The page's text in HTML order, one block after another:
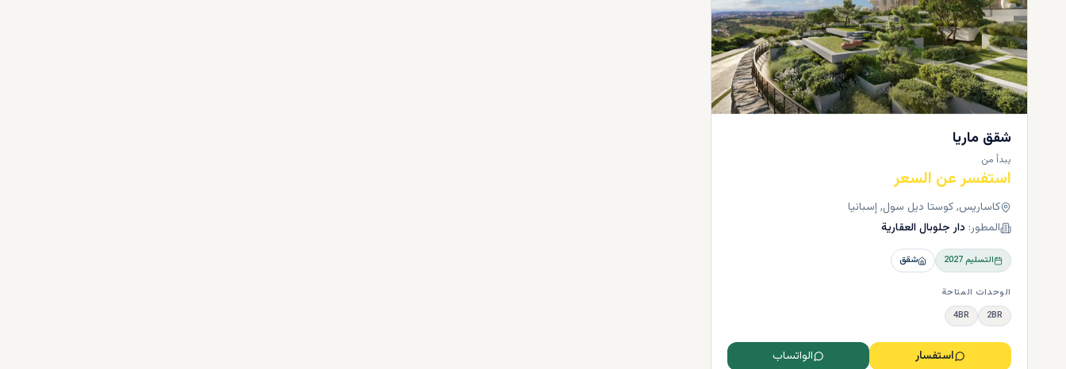
تبدأ أسعار العقارات الجديدة في كاساريس كوستا، أو الميل الذهبي الجديد في إستيبونا، من
شقق ماريا
يبدأ من
استفسر عن السعر
كاساريس, كوستا ديل سول, إسبانيا
المطور: دار جلوبال العقارية
التسليم2027 شقق
الوحدات المتاحة
2BR
4BR
استفسار الواتساب